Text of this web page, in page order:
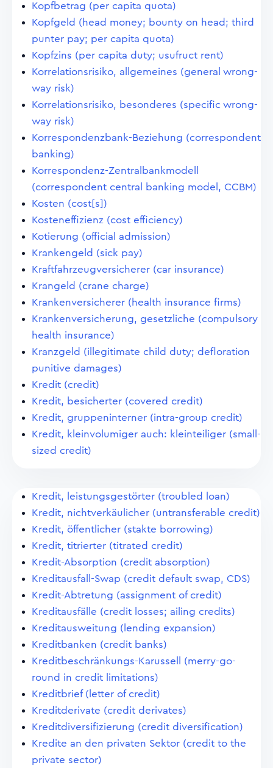
Kopfbetrag (per capita quota)
Kopfgeld (head money; bounty on head; third
punter pay; per capita quota)
Kopfzins (per capita duty; usufruct rent)
Korrelationsrisiko, allgemeines (general wrong-
way risk)
Korrelationsrisiko, besonderes (specific wrong-
way risk)
Korrespondenzbank-Beziehung (correspondent
banking)
Korrespondenz-Zentralbankmodell
(correspondent central banking model, CCBM)
Kosten (cost[s])
Kosteneffizienz (cost efficiency)
Kotierung (official admission)
Krankengeld (sick pay)
Kraftfahrzeugversicherer (car insurance)
Krangeld (crane charge)
Krankenversicherer (health insurance firms)
Krankenversicherung, gesetzliche (compulsory
health insurance)
Kranzgeld (illegitimate child duty; defloration
punitive damages)
Kredit (credit)
Kredit, besicherter (covered credit)
Kredit, gruppeninterner (intra-group credit)
Kredit, kleinvolumiger auch: kleinteiliger (small-
sized credit)
Kredit, leistungsgestörter (troubled loan)
Kredit, nichtverkäulicher (untransferable credit)
Kredit, öffentlicher (stakte borrowing)
Kredit, titrierter (titrated credit)
Kredit-Absorption (credit absorption)
Kreditausfall-Swap (credit default swap, CDS)
Kredit-Abtretung (assignment of credit)
Kreditausfälle (credit losses; ailing credits)
Kreditausweitung (lending expansion)
Kreditbanken (credit banks)
Kreditbeschränkungs-Karussell (merry-go-
round in credit limitations)
Kreditbrief (letter of credit)
Kreditderivate (credit derivates)
Kreditdiversifizierung (credit diversification)
Kredite an den privaten Sektor (credit to the
private sector)